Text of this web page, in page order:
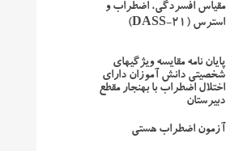
مقیاس افسردگی، اضطراب و
استرس (DASS-21)
پایان نامه مقایسه ویژگیهای
شخصیتی دانش آموزان دارای
اختلال اضطراب با بهنجار مقطع
دبیرستان
آزمون اضطراب هستی